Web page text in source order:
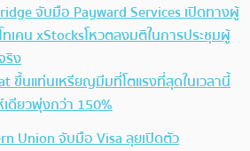
จับมือ Payward Services เปิดทางผู้
เคน xStocksโหวตลงมติในการประชุมผู้
ริง
ขึ้นแท่นเหรียญมีมที่โตแรงที่สุดในเวลานี้
ดียวพุ่งกว่า 150%
Union จับมือ Visa ลุยเปิดตัว